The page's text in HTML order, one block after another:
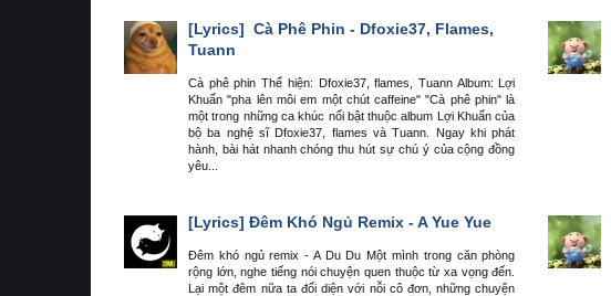
[Lyrics] Cà Phê Phin - Dfoxie37, Flames,
Tuann
Cà phê phin Thể hiện: Dfoxie37, flames, Tuann Album: Lợi
Khuẩn "pha lên môi em một chút caffeine" "Cà phê phin" là
một trong những ca khúc nổi bật thuộc album Lợi Khuẩn của
bộ ba nghệ sĩ Dfoxie37, flames và Tuann. Ngay khi phát
hành, bài hát nhanh chóng thu hút sự chú ý của cộng đồng
yêu...
[Lyrics] Đêm Khó Ngủ Remix - A Yue Yue
Đêm khó ngủ remix - A Du Du Một mình trong căn phòng
rộng lớn, nghe tiếng nói chuyện quen thuộc từ xa vọng đến.
Lại một đêm nữa ta đối diện với nỗi cô đơn, những chuyện